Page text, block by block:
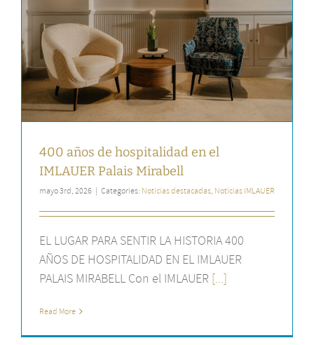
400 años de hospitalidad en el
IMLAUER Palais Mirabell
mayo 3rd, 2026 | Categories: Noticias destacadas, Noticias IMLAUER
EL LUGAR PARA SENTIR LA HISTORIA 400
AÑOS DE HOSPITALIDAD EN EL IMLAUER
PALAIS MIRABELL Con el IMLAUER [...]
Read More